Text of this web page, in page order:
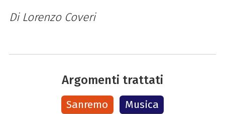
Di Lorenzo Coveri
Argomenti trattati
Sanremo Musica